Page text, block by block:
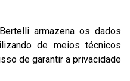
armazena os dados
de meios técnicos
de garantir a privacidade